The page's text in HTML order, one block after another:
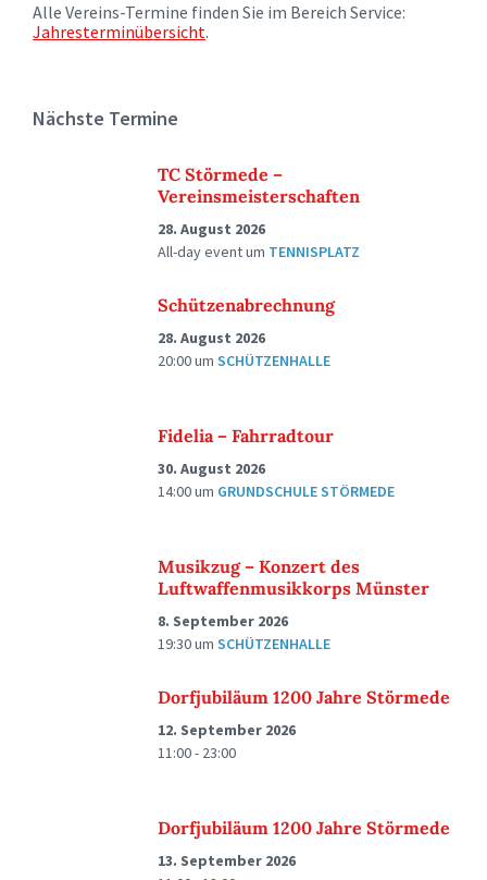
Alle Vereins-Termine finden Sie im Bereich Service:
Jahresterminübersicht.
Nächste Termine
TC Störmede –
Vereinsmeisterschaften
28. August 2026
All-day eventum TENNISPLATZ
Schützenabrechnung
28. August 2026
20:00um SCHÜTZENHALLE
Fidelia – Fahrradtour
30. August 2026
14:00um GRUNDSCHULE STÖRMEDE
Musikzug – Konzert des
Luftwaffenmusikkorps Münster
8. September 2026
19:30um SCHÜTZENHALLE
Dorfjubiläum 1200 Jahre Störmede
12. September 2026
11:00 - 23:00
Dorfjubiläum 1200 Jahre Störmede
13. September 2026